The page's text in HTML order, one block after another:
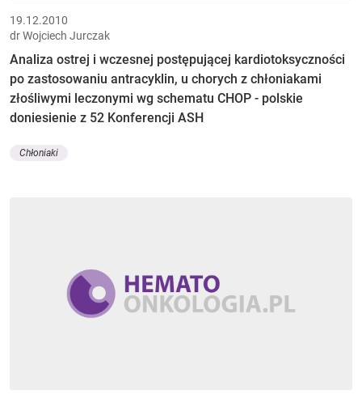
19.12.2010
dr Wojciech Jurczak
Analiza ostrej i wczesnej postępującej kardiotoksyczności
po zastosowaniu antracyklin, u chorych z chłoniakami
złośliwymi leczonymi wg schematu CHOP - polskie
doniesienie z 52 Konferencji ASH
Chłoniaki